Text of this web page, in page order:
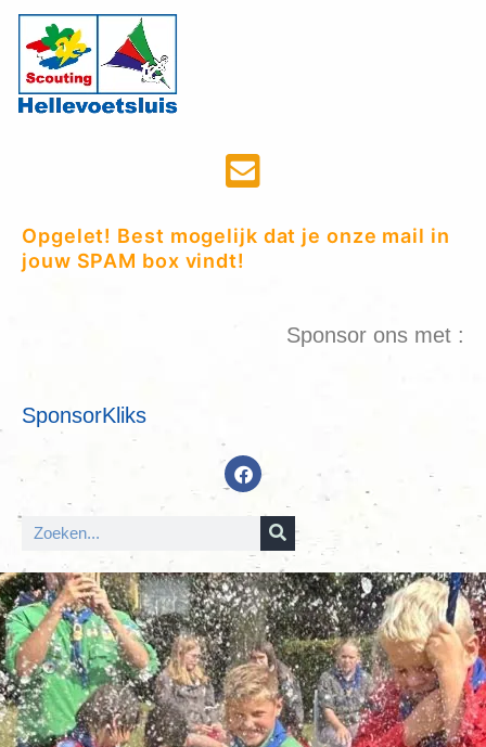
Opgelet! Best mogelijk dat je onze mail in
jouw SPAM box vindt!
Sponsor ons met :
SponsorKliks